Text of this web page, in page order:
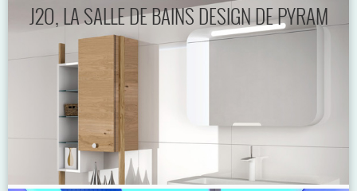
J2O, LA SALLE DE BAINS DESIGN DE PYRAM